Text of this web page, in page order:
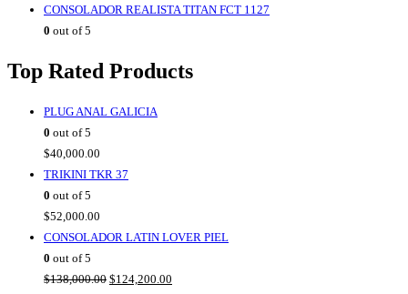
CONSOLADOR REALISTA TITAN FCT 1127
0 out of 5
Top Rated Products
PLUG ANAL GALICIA
0 out of 5
$40,000.00
TRIKINI TKR 37
0 out of 5
$52,000.00
CONSOLADOR LATIN LOVER PIEL
0 out of 5
$138,000.00 Original
$124,200.00